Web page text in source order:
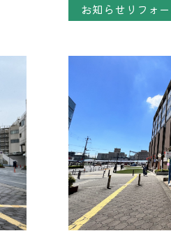
お知らせリフォ